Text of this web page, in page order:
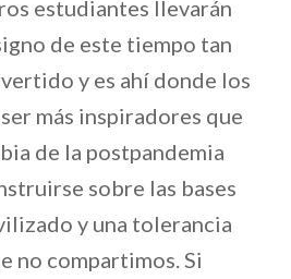
estudiantes llevarán
de este tiempo tan
y es ahí donde los
más inspiradores que
de la postpandemia
sobre las bases
y una tolerancia
no compartimos. Si